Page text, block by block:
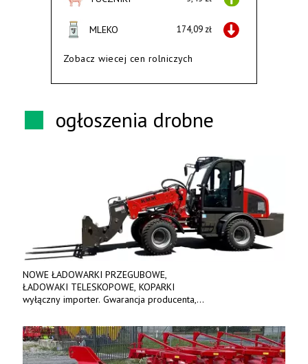
MLEKO 174,09 zł
Zobacz wiecej cen rolniczych
ogłoszenia drobne
NOWE ŁADOWARKI PRZEGUBOWE,
ŁADOWAKI TELESKOPOWE, KOPARKI
wyłączny importer. Gwarancja producenta,
Ceny od 69 000 zł netto wraz z osprzętem.
Tel: 509-365-675. www.kmm.info.pl